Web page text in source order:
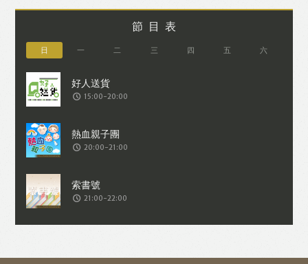
節目表
日 一 二 三 四 五 六
15:00-20:00
20:00-21:00
21:00-22:00